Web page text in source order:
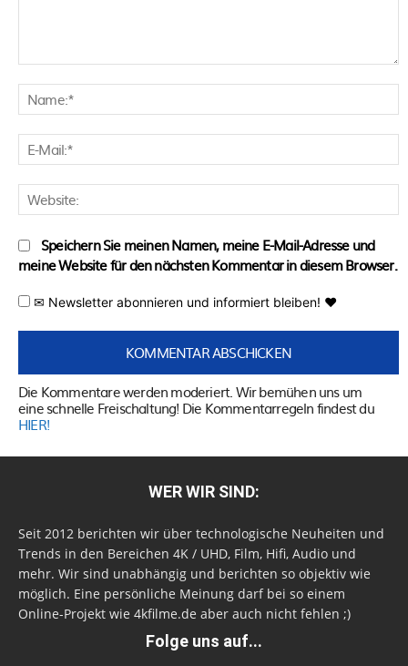
Speichern Sie meinen Namen, meine E-Mail-Adresse und
meine Website für den nächsten Kommentar in diesem Browser.
✉ Newsletter abonnieren und informiert bleiben! ♥
Die Kommentare werden moderiert. Wir bemühen uns um
eine schnelle Freischaltung! Die Kommentarregeln findest du
HIER!
WER WIR SIND:
Seit 2012 berichten wir über technologische Neuheiten und
Trends in den Bereichen 4K / UHD, Film, Hifi, Audio und
mehr. Wir sind unabhängig und berichten so objektiv wie
möglich. Eine persönliche Meinung darf bei so einem
Online-Projekt wie 4kfilme.de aber auch nicht fehlen ;)
Folge uns auf...